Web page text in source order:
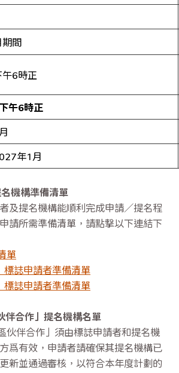
間
6時正
午6時正
年1月
機構準備清單
及提名機構能順利完成申請／提名程
請所需準備清單，請點撃以下連結下
單
標誌申請者準備清單
標誌申請者準備清單
伴合作」提名機構名單
伙伴合作」須由標誌申請者和提名機
方爲有效，申請者請確保其提名機構已
新並通過審核，以符合本年度計劃的